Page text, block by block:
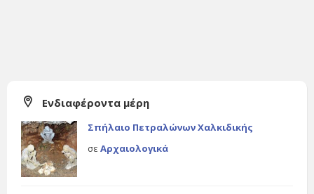
Ενδιαφέροντα μέρη
Σπήλαιο Πετραλώνων Χαλκιδικής
σε Αρχαιολογικά